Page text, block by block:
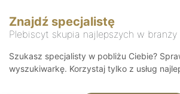
Znajdź specjalistę
Plebiscyt skupia najlepszych w branży
Szukasz specjalisty w pobliżu Ciebie?
wyszukiwarkę. Korzystaj tylko z usług